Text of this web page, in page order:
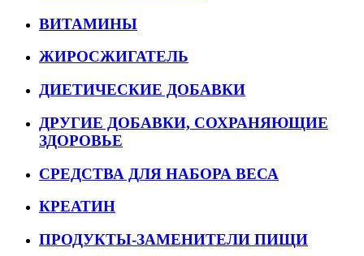
ВИТАМИНЫ
ЖИРОСЖИГАТЕЛЬ
ДИЕТИЧЕСКИЕ ДОБАВКИ
ДРУГИЕ ДОБАВКИ, СОХРАНЯЮЩИЕ
ЗДОРОВЬЕ
СРЕДСТВА ДЛЯ НАБОРА ВЕСА
КРЕАТИН
ПРОДУКТЫ-ЗАМЕНИТЕЛИ ПИЩИ